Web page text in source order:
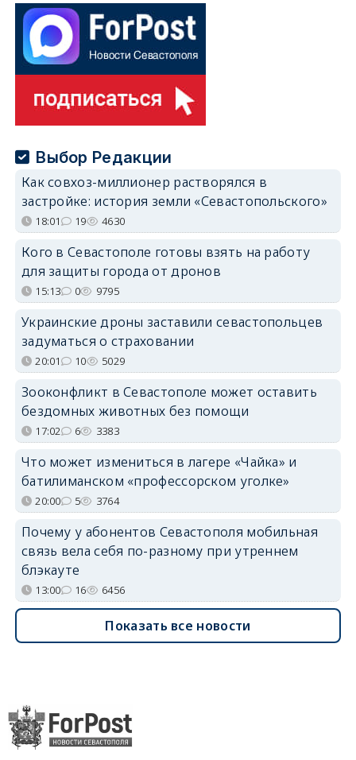
Выбор Редакции
Как совхоз-миллионер растворялся в
застройке: история земли «Севастопольского»
18:01 19 4630
Кого в Севастополе готовы взять на работу
для защиты города от дронов
15:13 0 9795
Украинские дроны заставили севастопольцев
задуматься о страховании
20:01 10 5029
Зооконфликт в Севастополе может оставить
бездомных животных без помощи
17:02 6 3383
Что может измениться в лагере «Чайка» и
батилиманском «профессорском уголке»
20:00 5 3764
Почему у абонентов Севастополя мобильная
связь вела себя по-разному при утреннем
блэкауте
13:00 16 6456
Показать все новости